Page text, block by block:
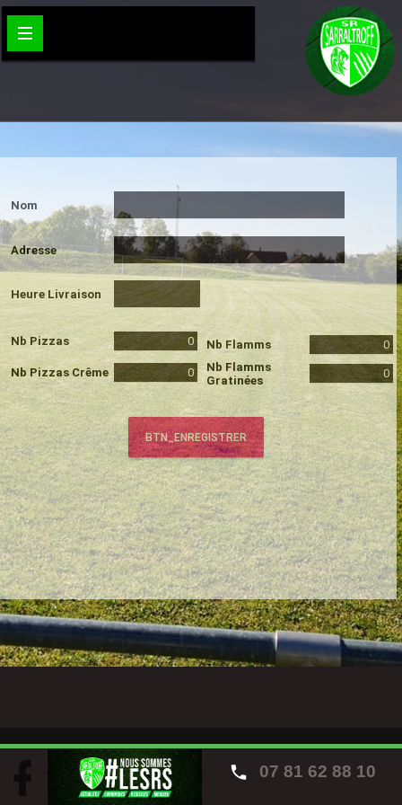
Nom
Adresse
Heure Livraison
Nb Pizzas Nb Flamms
Nb Pizzas Crême
Nb Flamms
Gratinées
BTN_ENREGISTRER
07 81 62 88 10